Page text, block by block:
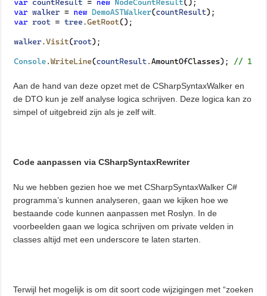
Aan de hand van deze opzet met de CSharpSyntaxWalker en
de DTO kun je zelf analyse logica schrijven. Deze logica kan zo
simpel of uitgebreid zijn als je zelf wilt.
Code aanpassen via CSharpSyntaxRewriter
Nu we hebben gezien hoe we met CSharpSyntaxWalker C#
programma’s kunnen analyseren, gaan we kijken hoe we
bestaande code kunnen aanpassen met Roslyn. In de
voorbeelden gaan we logica schrijven om private velden in
classes altijd met een underscore te laten starten.
Terwijl het mogelijk is om dit soort code wijzigingen met “zoeken